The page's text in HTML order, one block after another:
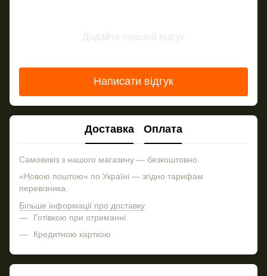
Додайте перший відгук
Написати відгук
Доставка Оплата
Самовивіз з нашого магазину — безкоштовно.
«Новою поштою» по Україні — згідно тарифам
перевізника.
Більше інформації про доставку
Готівкою при отриманні
Кредитною карткою